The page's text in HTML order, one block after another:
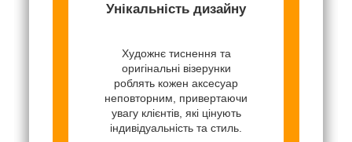
Унікальність дизайну
Художнє тиснення та
оригінальні візерунки
роблять кожен аксесуар
неповторним, привертаючи
увагу клієнтів, які цінують
індивідуальність та стиль.